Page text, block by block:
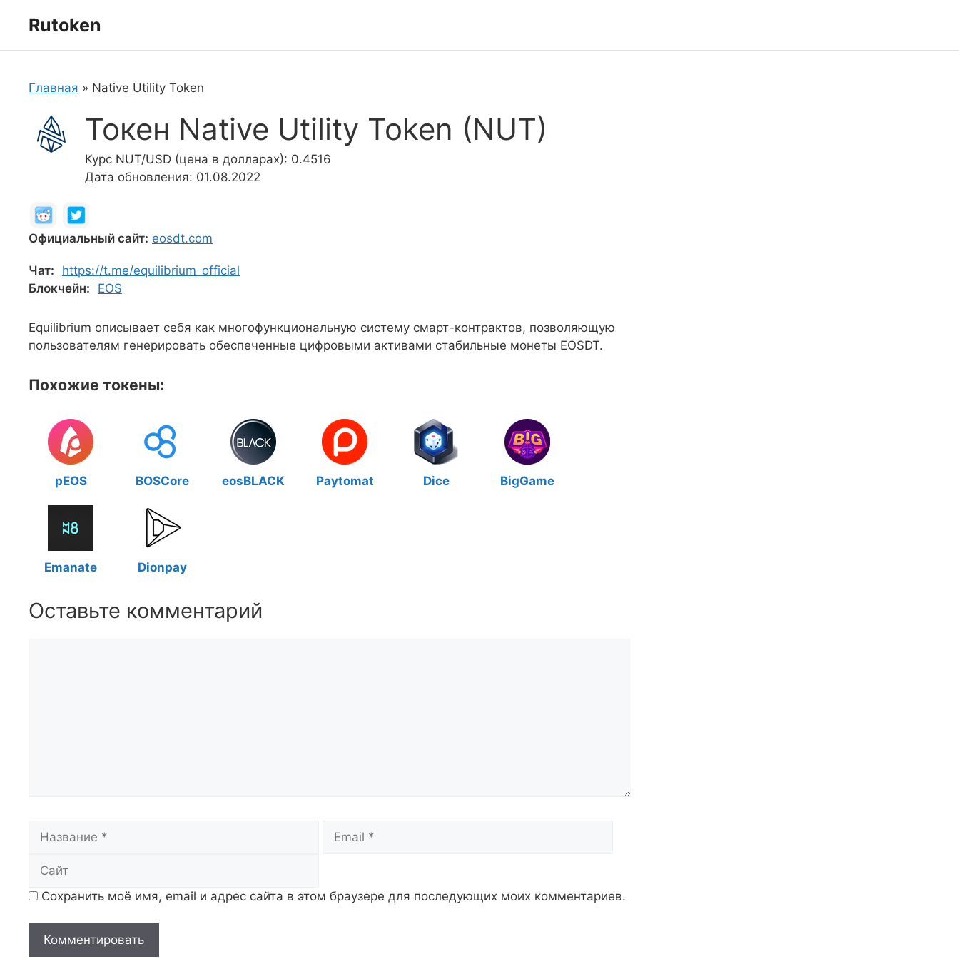
Rutoken
Главная » Native Utility Token
Токен Native Utility Token (NUT)
Курс NUT/USD (цена в долларах): 0.4516
Дата обновления: 01.08.2022
Официальный сайт: eosdt.com
Чат:
https://t.me/equilibrium_official
Блокчейн:
EOS
Equilibrium описывает себя как многофункциональную систему смарт-контрактов, позволяющую
пользователям генерировать обеспеченные цифровыми активами стабильные монеты EOSDT.
Похожие токены:
pEOS BOSCore eosBLACK Paytomat Dice BigGame
Emanate Dionpay
Оставьте комментарий
Сохранить моё имя, email и адрес сайта в этом браузере для последующих моих комментариев.